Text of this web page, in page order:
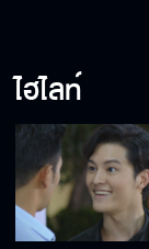
ไฮไลท์